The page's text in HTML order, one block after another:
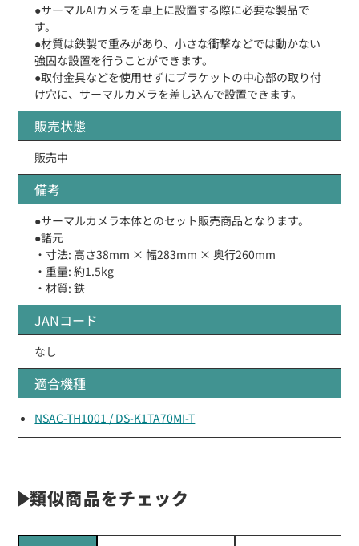
●サーマルAIカメラを卓上に設置する際に必要な製品で
す。
●材質は鉄製で重みがあり、小さな衝撃などでは動かない
強固な設置を行うことができます。
●取付金具などを使用せずにブラケットの中心部の取り付
け穴に、サーマルカメラを差し込んで設置できます。
販売状態
販売中
備考
●サーマルカメラ本体とのセット販売商品となります。
●諸元
・寸法: 高さ38mm × 幅283mm × 奥行260mm
・重量: 約1.5kg
・材質: 鉄
JANコード
なし
適合機種
NSAC-TH1001 / DS-K1TA70MI-T
類似商品をチェック